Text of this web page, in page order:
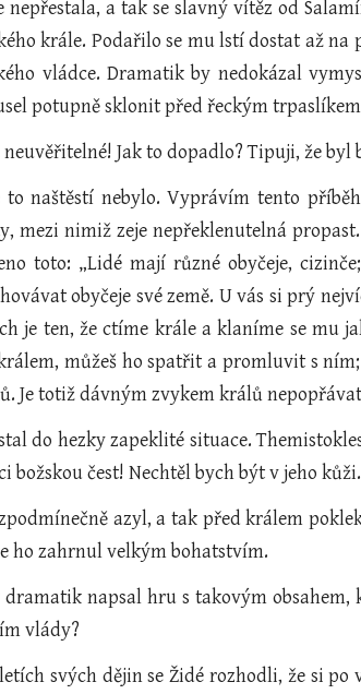
nepřestala, a tak se slavný vítěz od
krále. Podařilo se mu lstí dostat až
vládce. Dramatik by nedokázal
potupně sklonit před řeckým
Jak to dopadlo? Tipuji, že
to naštěstí nebylo. Vyprávím tento
mezi nimiž zeje nepřeklenutelná
toto: „Lidé mají různé obyčeje,
obyčeje své země. U vás si prý
je ten, že ctíme krále a klaníme se mu
můžeš ho spatřit a promluvit s
Je totiž dávným zvykem králů
do hezky zapeklité situace.
božskou čest! Nechtěl bych být v jeho kůži.
azyl, a tak před králem
ho zahrnul velkým bohatstvím.
dramatik napsal hru s takovým
vlády?
svých dějin se Židé rozhodli, že si